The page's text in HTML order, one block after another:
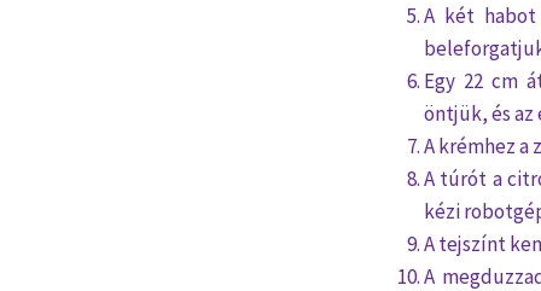
A két
Egy 22 cm
öntjük, és
A krémhez a
A túrót a
kézi
A tejszínt
A